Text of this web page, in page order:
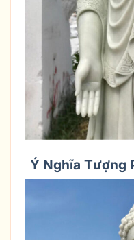
Ý Nghĩa Tượng